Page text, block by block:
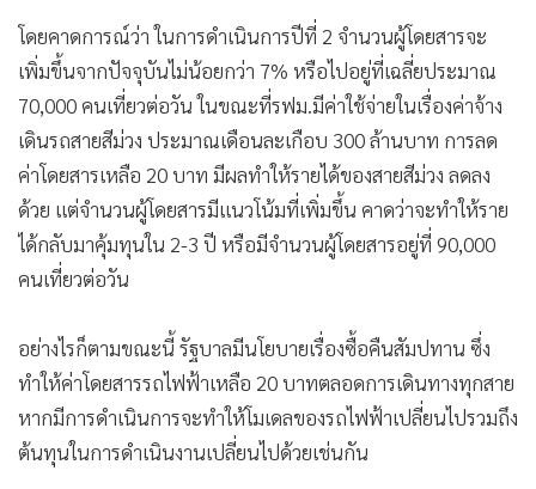
โดยคาดการณ์ว่า ในการดำเนินการปีที่ 2 จำนวนผู้โดยสารจะ
เพิ่มขึ้นจากปัจจุบันไม่น้อยกว่า 7% หรือไปอยู่ที่เฉลี่ยประมาณ
70,000 คนเที่ยวต่อวัน ในขณะที่รฟม.มีค่าใช้จ่ายในเรื่องค่าจ้าง
เดินรถสายสีม่วง ประมาณเดือนละเกือบ 300 ล้านบาท การลด
ค่าโดยสารเหลือ 20 บาท มีผลทำให้รายได้ของสายสีม่วง ลดลง
ด้วย แต่จำนวนผู้โดยสารมีแนวโน้มที่เพิ่มขึ้น คาดว่าจะทำให้ราย
ได้กลับมาคุ้มทุนใน 2-3 ปี หรือมีจำนวนผู้โดยสารอยู่ที่ 90,000
คนเที่ยวต่อวัน
อย่างไรก็ตามขณะนี้ รัฐบาลมีนโยบายเรื่องซื้อคืนสัมปทาน ซึ่ง
ทำให้ค่าโดยสารรถไฟฟ้าเหลือ 20 บาทตลอดการเดินทางทุกสาย
หากมีการดำเนินการจะทำให้โมเดลของรถไฟฟ้าเปลี่ยนไปรวมถึง
ต้นทุนในการดำเนินงานเปลี่ยนไปด้วยเช่นกัน